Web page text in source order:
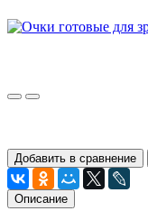
Добавить в сравнение
Описание